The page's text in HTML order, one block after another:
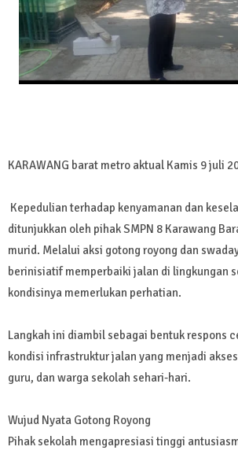
KARAWANG barat metro aktual Kamis 9 juli
Kepedulian terhadap kenyamanan dan
ditunjukkan oleh pihak SMPN 8 Karawang
murid. Melalui aksi gotong royong dan
berinisiatif memperbaiki jalan di lingkungan
kondisinya memerlukan perhatian.
Langkah ini diambil sebagai bentuk respons
kondisi infrastruktur jalan yang menjadi
guru, dan warga sekolah sehari-hari.
Wujud Nyata Gotong Royong
Pihak sekolah mengapresiasi tinggi